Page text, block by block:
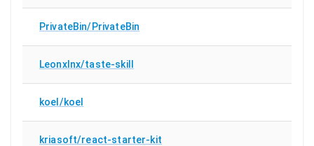
PrivateBin/PrivateBin
Leonxlnx/taste-skill
koel/koel
kriasoft/react-starter-kit